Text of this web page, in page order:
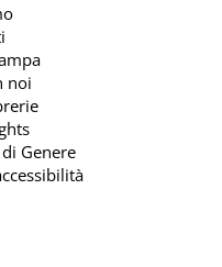
noi
Genere